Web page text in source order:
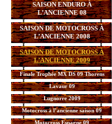
SAISON ENDURO À
L’ANCIENNE 08
SAISON DE MOTOCROSS À
L’ANCIENNE 2008
SAISON DE MOTOCROSS À
L’ANCIENNE 2009
Finale Trophée MX DS 09 Thorens
Lavaur 09
Lugnorre 2009
Motocross à l’ancienne saison 09
Motocross Espagne 09